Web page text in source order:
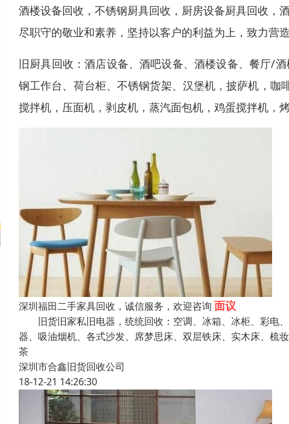
酒楼设备回收，不锈钢厨具回收，厨房设备厨具回收，
尽职守的敬业和素养，坚持以客户的利益为上，致力营
旧厨具回收：酒店设备、酒吧设备、酒楼设备、餐厅/
钢工作台、荷台柜、不锈钢货架、汉堡机，披萨机，
搅拌机，压面机，剥皮机，蒸汽面包机，鸡蛋搅拌机，烤
深圳福田二手家具回收，诚信服务，欢迎咨询 面议
旧货旧家私旧电器，统统回收：空调、冰箱、冰柜、彩电
器、吸油烟机、各式沙发、席梦思床、双层铁床、实木床、梳
茶
深圳市合鑫旧货回收公司
18-12-21 14:26:30